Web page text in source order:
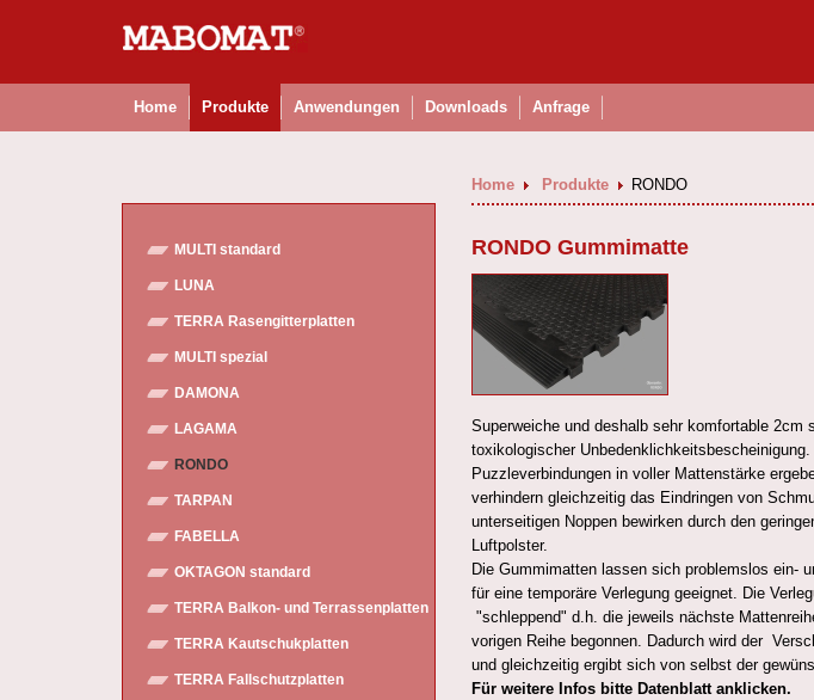
Home Produkte Anwendungen Downloads Anfrage
MULTI standard
LUNA
TERRA Rasengitterplatten
MULTI spezial
DAMONA
LAGAMA
RONDO
TARPAN
FABELLA
OKTAGON standard
TERRA Balkon- und Terrassenplatten
TERRA Kautschukplatten
TERRA Fallschutzplatten
Home Produkte RONDO
RONDO Gummimatte
Superweiche und deshalb sehr komfortable 2cm
toxikologischer Unbedenklichkeitsbescheinigung.
Puzzleverbindungen in voller Mattenstärke
verhindern gleichzeitig das Eindringen von
unterseitigen Noppen bewirken durch den
Luftpolster.
Die Gummimatten lassen sich problemslos ein-
für eine temporäre Verlegung geeignet. Die
"schleppend" d.h. die jeweils nächste
vorigen Reihe begonnen. Dadurch wird der
und gleichzeitig ergibt sich von selbst der
Für weitere Infos bitte Datenblatt anklicken.